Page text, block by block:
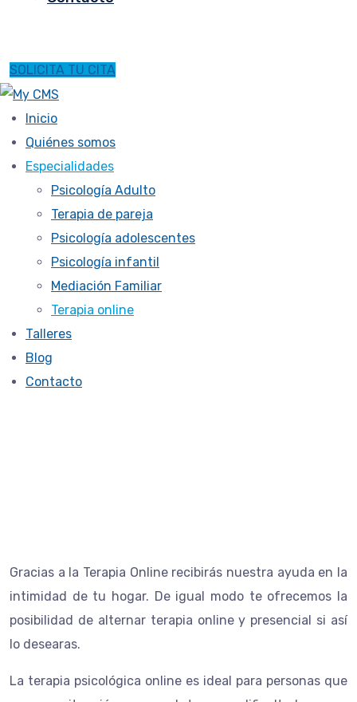
SOLICITA TU CITA
Inicio
Quiénes somos
Especialidades
Psicología Adulto
Terapia de pareja
Psicología adolescentes
Psicología infantil
Mediación Familiar
Terapia online
Talleres
Blog
Contacto
Gracias a la Terapia Online recibirás nuestra ayuda en la
intimidad de tu hogar. De igual modo te ofrecemos la
posibilidad de alternar terapia online y presencial si así
lo desearas.
La terapia psicológica online es ideal para personas que